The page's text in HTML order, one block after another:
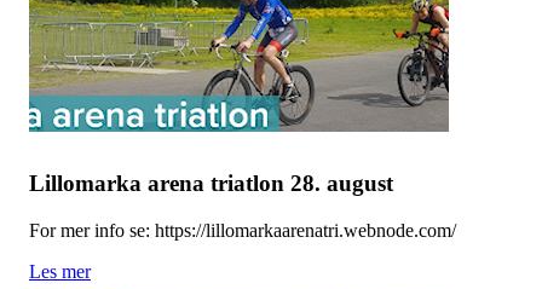
Lillomarka arena triatlon 28. august
For mer info se: https://lillomarkaarenatri.webnode.com/
Les mer